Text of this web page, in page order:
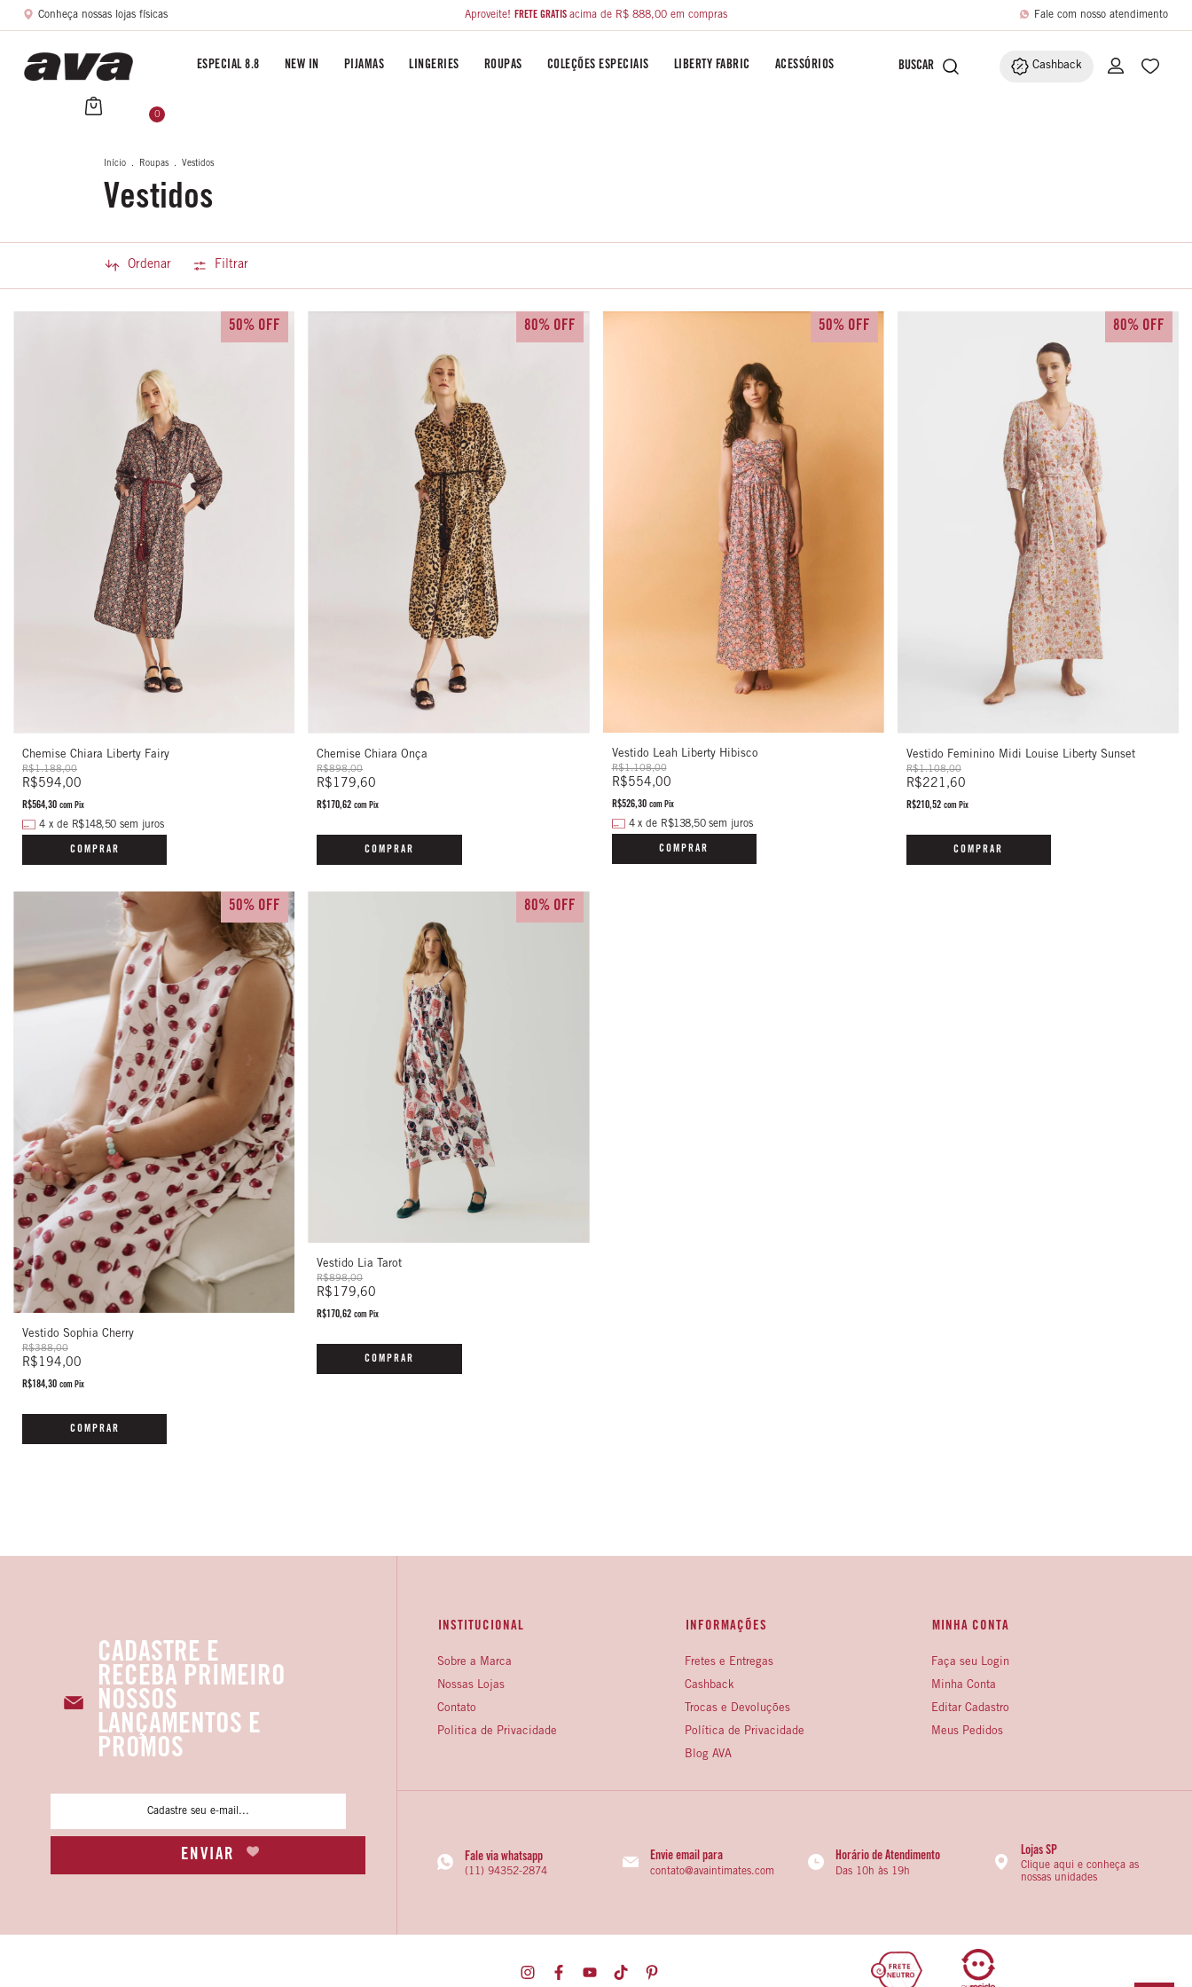
Conheça nossas lojas físicas Aproveite! FRETE GRÁTIS acima de R$ 888,00 em compras Fale com nosso atendimento
ESPECIAL 8.8 NEW IN PIJAMAS LINGERIES ROUPAS COLEÇÕES ESPECIAIS LIBERTY FABRIC ACESSÓRIOS Cashback
0
Início . Roupas . Vestidos
Vestidos
Ordenar Filtrar
Chemise Chiara Liberty Fairy
R$1.188,00
R$594,00
50% OFF
R$564,30 com Pix
4 x de R$148,50 sem juros
COMPRAR
Chemise Chiara Onça
R$898,00
R$179,60
80% OFF
R$170,62com Pix
COMPRAR
Vestido Leah Liberty Hibisco
R$1.108,00
R$554,00
50% OFF
R$526,30 com Pix
4 x de R$138,50 sem juros
COMPRAR
Vestido Feminino Midi Louise Liberty Sunset
R$1.108,00
R$221,60
80% OFF
R$210,52 com Pix
COMPRAR
Vestido Sophia Cherry
R$388,00
R$194,00
50% OFF
R$184,30 com Pix
COMPRAR
Vestido Lia Tarot
R$898,00
R$179,60
80% OFF
R$170,62com Pix
COMPRAR
CADASTRE E
RECEBA PRIMEIRO
NOSSOS
LANÇAMENTOS E
PROMOS
INSTITUCIONAL
Sobre a Marca
Nossas Lojas
Contato
Politica de Privacidade
INFORMAÇÕES
Fretes e Entregas
Cashback
Trocas e Devoluções
Política de Privacidade
Blog AVA
MINHA CONTA
Faça seu Login
Minha Conta
Editar Cadastro
Meus Pedidos
Fale via whatsapp
(11) 94352-2874
Envie email para
contato@avaintimates.com
Horário de Atendimento
Das 10h às 19h
Lojas SP
Clique aqui e conheça as
nossas unidades